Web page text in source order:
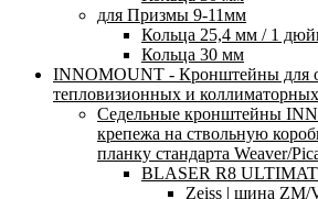
для Призмы 9-11мм
Кольца 25,4 мм / 1
Кольца 30 мм
INNOMOUNT - Кронштейны для
тепловизионных и
Седельные кронштейны
крепежа на ствольную
планку стандарта Weaver/
BLASER R8
Zeiss | шина ZM/